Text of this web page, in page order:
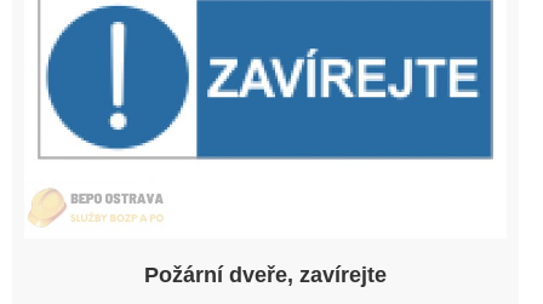
Požární dveře, zavírejte